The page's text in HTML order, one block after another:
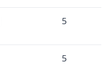
5
5